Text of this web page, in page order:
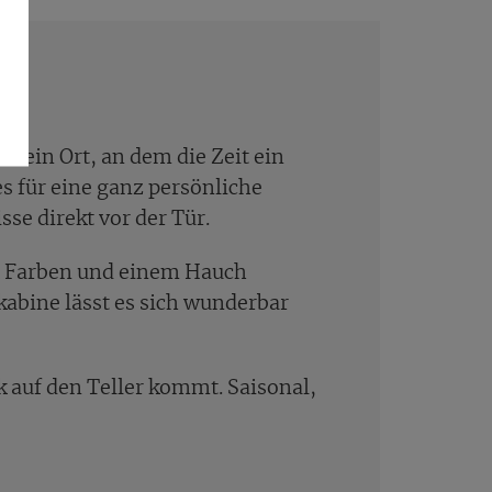
ein Ort, an dem die Zeit ein
für eine ganz persönliche
direkt vor der Tür.
und einem Hauch
lässt es sich wunderbar
auf den Teller kommt. Saisonal,